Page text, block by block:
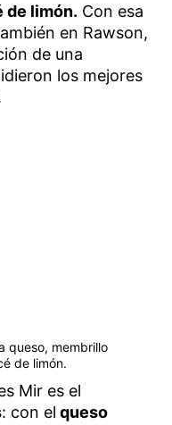
de limón. Con esa
en Rawson,
de una
los mejores
queso, membrillo
de limón.
Mir es el
: con el queso